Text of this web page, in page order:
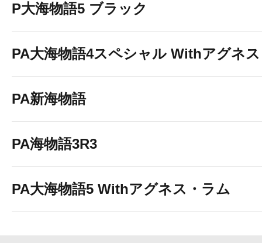
P大海物語5 ブラック
PA大海物語4スペシャル Withアグネ
PA新海物語
PA海物語3R3
PA大海物語5 Withアグネス・ラム